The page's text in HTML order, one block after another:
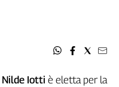
Nilde Iotti è eletta per la